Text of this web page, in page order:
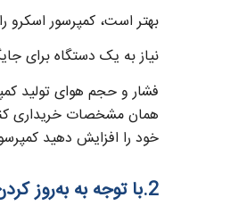
بهتر است، کمپرسور اسکرو
نیاز به یک دستگاه برای
فشار و حجم هوای تولید
همان مشخصات خریداری
خود را افزایش دهید
2.با توجه به به‌روز کردن ابزارآلات صنعتی کارگاهتان نیاز به یک کمپرسور اسکرو پرتوان تر دارید